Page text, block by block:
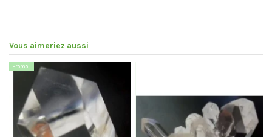
Vous aimeriez aussi
Promo !